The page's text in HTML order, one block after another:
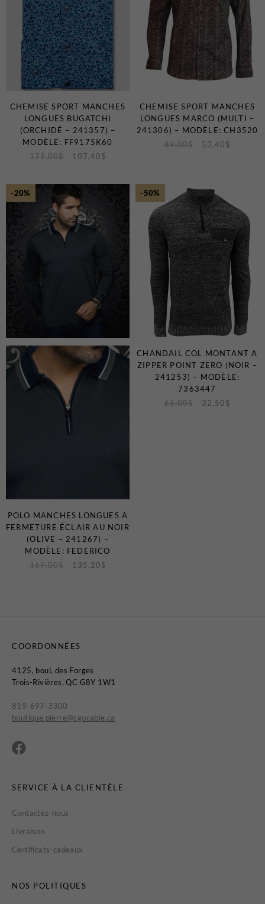
CHEMISE SPORT MANCHES
LONGUES BUGATCHI
(ORCHIDÉ – 241357) –
MODÈLE: FF9175K60
179,00$ 107,40 $
CHEMISE SPORT MANCHES
LONGUES MARCO (MULTI –
241306) – MODÈLE: CH3520
89,00$ 53,40 $
-20%
POLO MANCHES LONGUES A
FERMETURE ÉCLAIR AU NOIR
(OLIVE – 241267) –
MODÈLE: FEDERICO
169,00$ 135,20 $
-50%
CHANDAIL COL MONTANT A
ZIPPER POINT ZERO (NOIR –
241253) – MODÈLE:
7363447
65,00$ 32,50 $
COORDONNÉES
4125, boul. des Forges
Trois-Rivières, QC G8Y 1W1
819-697-3300
boutique.pierre@cgocable.ca
SERVICE À LA CLIENTÈLE
Contactez-nous
Livraison
Certificats-cadeaux
NOS POLITIQUES